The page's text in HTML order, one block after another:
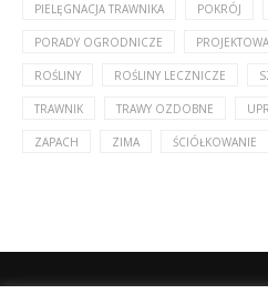
PIELĘGNACJA TRAWNIKA POKRÓJ
PORADY OGRODNICZE
ROŚLINY ROŚLINY LECZNICZE
TRAWNIK TRAWY OZDOBNE
ZAPACH ZIMA ŚCIÓŁKOWANIE